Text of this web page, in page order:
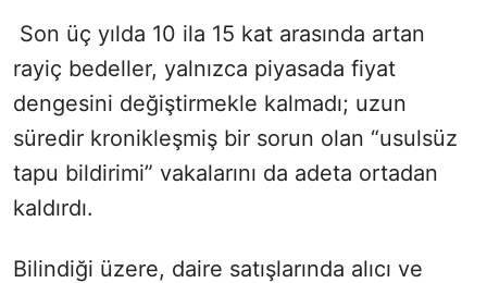
Son üç yılda 10 ila 15 kat arasında artan
rayiç bedeller, yalnızca piyasada fiyat
dengesini değiştirmekle kalmadı; uzun
süredir kronikleşmiş bir sorun olan “usulsüz
tapu bildirimi” vakalarını da adeta ortadan
kaldırdı.
Bilindiği üzere, daire satışlarında alıcı ve